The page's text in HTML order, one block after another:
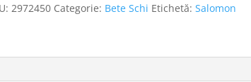
2972450 Categorie: Bete Schi Etichetă:Salomon